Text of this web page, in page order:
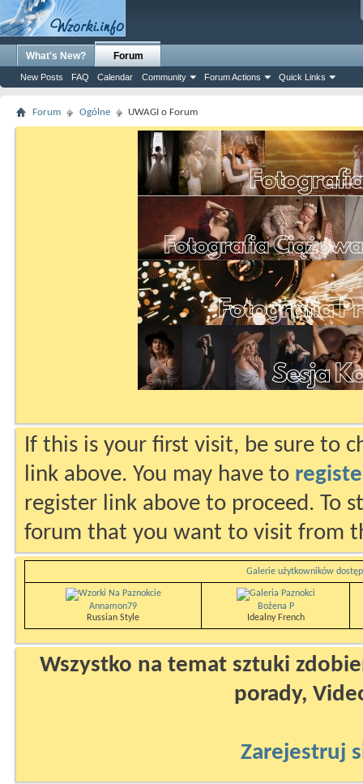
What's New? Forum
New Posts FAQ Calendar Community Forum Actions Quick Links
Forum Ogólne UWAGI o Forum
If this is your first visit, be sure to
link above. You may have to
register link above to proceed. To
forum that you want to visit from
Galerie użytkowników
Annamon79
Russian Style
Bożena P
Idealny French
Wszystko na temat sztuki
porady,
Zarejestruj